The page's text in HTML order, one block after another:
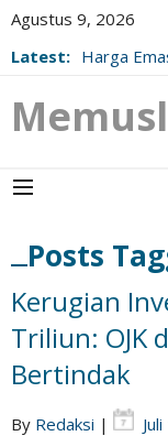
Agustus 9, 2026
Latest: Harga
Posts
Kerugian
Triliun: OJK
Bertindak
By Redaksi |